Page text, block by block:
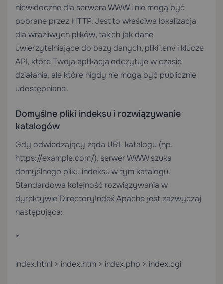
niewidoczne dla serwera WWW i nie mogą być
pobrane przez HTTP. Jest to właściwa lokalizacja
dla wrażliwych plików, takich jak dane
uwierzytelniające do bazy danych, pliki `.env` i klucze
API, które Twoja aplikacja odczytuje w czasie
działania, ale które nigdy nie mogą być publicznie
udostępniane.
Domyślne pliki indeksu i rozwiązywanie
katalogów
Gdy odwiedzający żąda URL katalogu (np.
`https://example.com/`), serwer WWW szuka
domyślnego pliku indeksu w tym katalogu.
Standardowa kolejność rozwiązywania w
dyrektywie `DirectoryIndex` Apache jest zazwyczaj
następująca:
“`
index.html > index.htm > index.php > index.cgi